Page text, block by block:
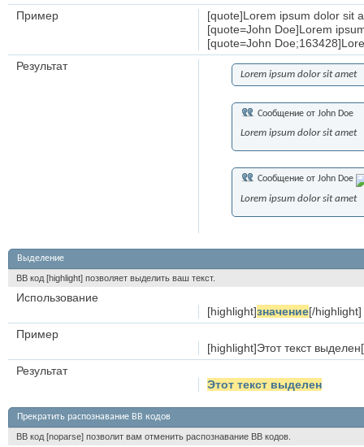
[quote]Lorem ipsum dolor sit
[quote=John Doe]Lorem
[quote=John
Пример
Lorem ipsum dolor sit amet
Сообщение от John Doe
Lorem ipsum dolor sit amet
Сообщение от John Doe
Lorem ipsum dolor sit amet
Результат
Выделение
BB код [highlight] позволяет выделить ваш текст.
Использование
[highlight]значение[/highlight]
Пример
[highlight]Этот текст
Результат
Этот текст выделен
Прекратить распознавание BB кодов
BB код [noparse] позволит вам отменить распознавание BB кодов.